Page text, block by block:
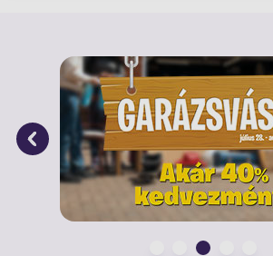
látható a leghíresebb építményével, a
toronnyal.
Kirakott kép mérete: 98 cm x 75 cm.